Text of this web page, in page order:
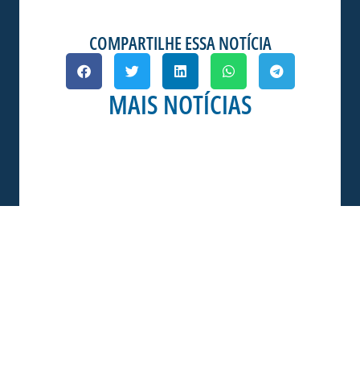
COMPARTILHE ESSA NOTÍCIA
MAIS NOTÍCIAS